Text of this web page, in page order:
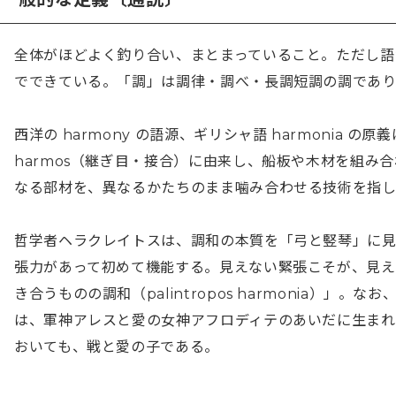
全体がほどよく釣り合い、まとまっていること。ただし
でできている。「調」は調律・調べ・長調短調の調であ
西洋の harmony の語源、ギリシャ語 harmonia の原義
harmos（継ぎ目・接合）に由来し、船板や木材を組み
なる部材を、異なるかたちのまま噛み合わせる技術を指
哲学者ヘラクレイトスは、調和の本質を「弓と竪琴」に
張力があって初めて機能する。見えない緊張こそが、
き合うものの調和（palintropos harmonia）」。なお、
は、軍神アレスと愛の女神アフロディテのあいだに生ま
おいても、戦と愛の子である。